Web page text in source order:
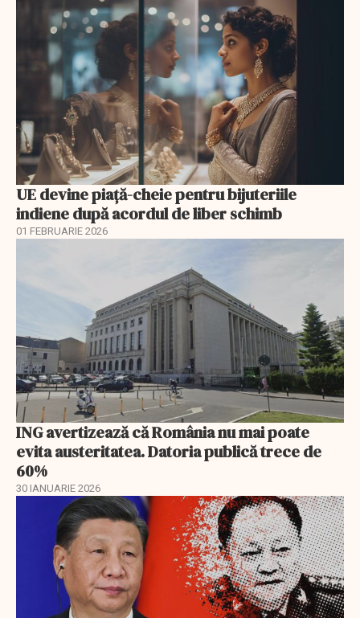
UE devine piață-cheie pentru bijuteriile
indiene după acordul de liber schimb
01 FEBRUARIE 2026
ING avertizează că România nu mai poate
evita austeritatea. Datoria publică trece de
60%
30 IANUARIE 2026